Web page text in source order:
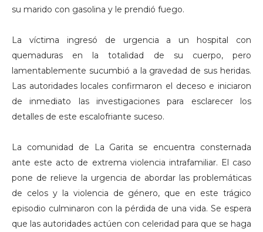
su marido con gasolina y le prendió fuego.
La víctima ingresó de urgencia a un hospital con
quemaduras en la totalidad de su cuerpo, pero
lamentablemente sucumbió a la gravedad de sus heridas.
Las autoridades locales confirmaron el deceso e iniciaron
de inmediato las investigaciones para esclarecer los
detalles de este escalofriante suceso.
La comunidad de La Garita se encuentra consternada
ante este acto de extrema violencia intrafamiliar. El caso
pone de relieve la urgencia de abordar las problemáticas
de celos y la violencia de género, que en este trágico
episodio culminaron con la pérdida de una vida. Se espera
que las autoridades actúen con celeridad para que se haga